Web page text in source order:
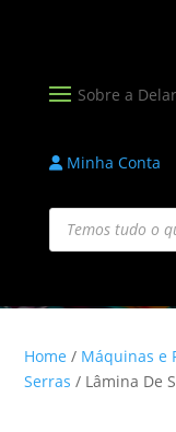
Minha Conta
Products
search
Home / Máquinas e
Serras / Lâmina De